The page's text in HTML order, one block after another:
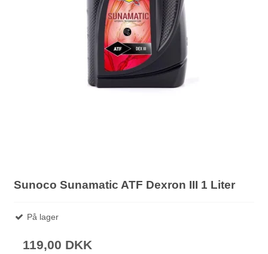
Sunoco Sunamatic ATF Dexron III 1 Liter
På lager
119,00 DKK